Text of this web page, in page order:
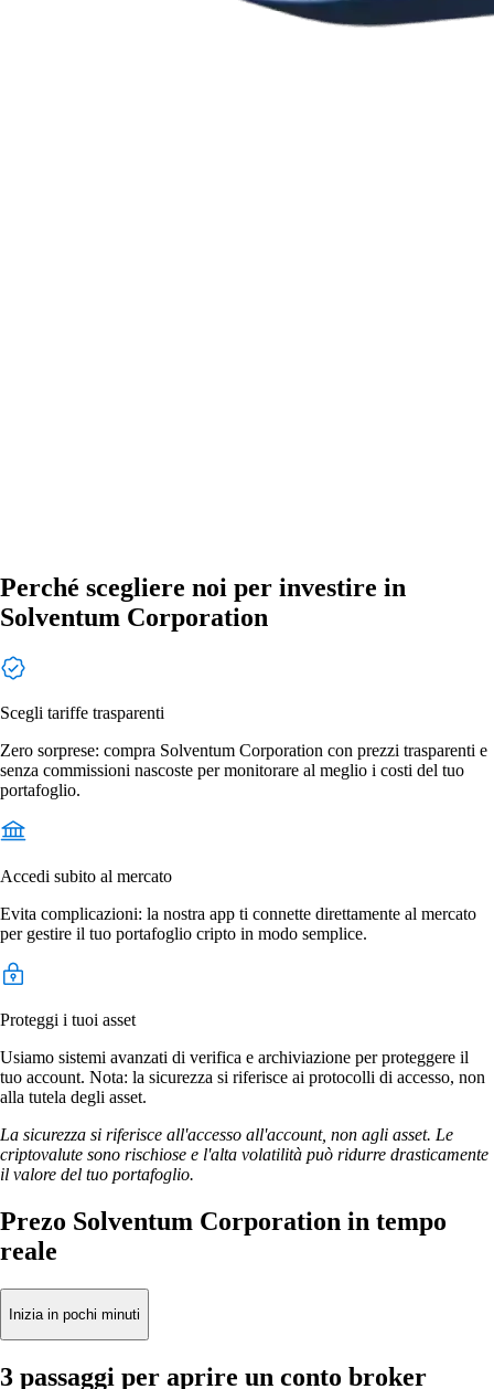
Perché scegliere noi per investire in
Solventum Corporation
Scegli tariffe trasparenti
Zero sorprese: compra Solventum Corporation con prezzi trasparenti e
senza commissioni nascoste per monitorare al meglio i costi del tuo
portafoglio.
Accedi subito al mercato
Evita complicazioni: la nostra app ti connette direttamente al mercato
per gestire il tuo portafoglio cripto in modo semplice.
Proteggi i tuoi asset
Usiamo sistemi avanzati di verifica e archiviazione per proteggere il
tuo account. Nota: la sicurezza si riferisce ai protocolli di accesso, non
alla tutela degli asset.
La sicurezza si riferisce all'accesso all'account, non agli asset. Le
criptovalute sono rischiose e l'alta volatilità può ridurre drasticamente
il valore del tuo portafoglio.
Prezo Solventum Corporation in tempo
reale
Inizia in pochi minuti
3 passaggi per aprire un conto broker